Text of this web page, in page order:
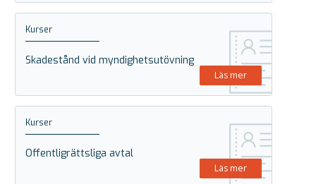
Kurser
Skadestånd vid myndighetsutövning
Läs mer
Kurser
Offentligrättsliga avtal
Läs mer